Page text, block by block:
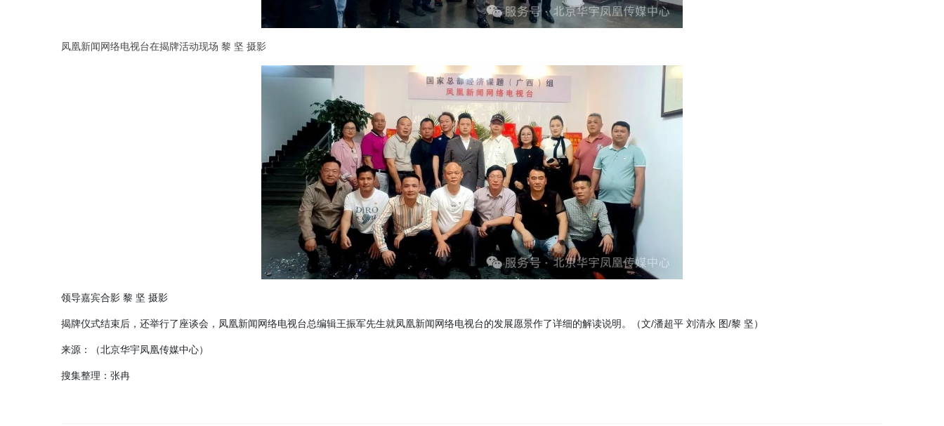
凤凰新闻网络电视台在揭牌活动现场 黎 坚 摄影
领导嘉宾合影 黎 坚 摄影
揭牌仪式结束后，还举行了座谈会，凤凰新闻网络电视台总编辑王振军先生就凤凰新闻网络电视台的发展愿景作了详细的解读说明。（文/潘超平 刘清永 图/黎 坚）
来源：（北京华宇凤凰传媒中心）
搜集整理：张冉